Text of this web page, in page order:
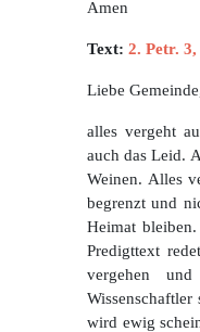
Amen
Text: 2. Petr. 3,
Liebe
alles vergeht
auch das Leid.
Weinen. Alles
begrenzt und
Heimat
Predigttext
vergehen
Wissenschaftler
wird ewig